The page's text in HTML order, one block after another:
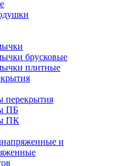
брусковые
плитные
перекрытия
ПБ
ПК
и